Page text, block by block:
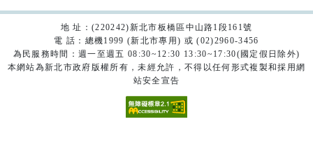
地 址：(220242)新北市板橋區中山路1段161號
電 話：總機1999 (新北市專用) 或 (02)2960-3456
為民服務時間：週一至週五 08:30~12:30 13:30~17:30(國定假日除外)
本網站為新北市政府版權所有，未經允許，不得以任何形式複製和採用網
站安全宣告